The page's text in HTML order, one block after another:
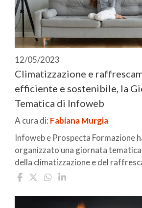
12/05/2023
Climatizzazione e
efficiente e sostenibile, la
Tematica di Infoweb
A cura di: Fabiana Murgia
Infoweb e Prospecta Formazione
organizzato una giornata
della climatizzazione e del